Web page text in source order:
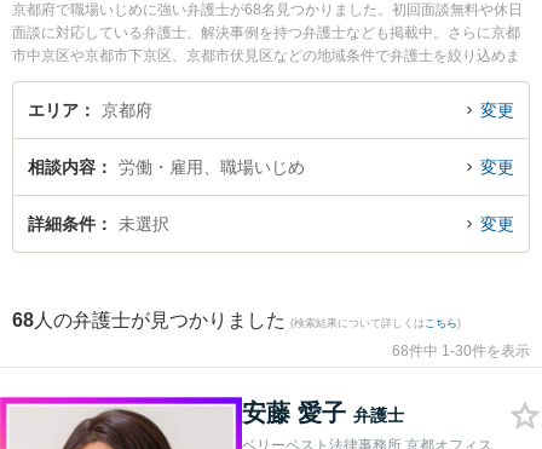
京都府で職場いじめに強い弁護士が68名見つかりました。初回面談無料や休日
面談に対応している弁護士、解決事例を持つ弁護士なども掲載中。さらに京都
市中京区や京都市下京区、京都市伏見区などの地域条件で弁護士を絞り込めま
す。労働・雇用に関係する不当解雇や退職勧奨、内定取消等の細かな分野での
絞り込み検索もでき便利です。特にベリーベスト法律事務所 京都オフィスの安
ル情報や弁護士費用、強みなどが注目されています。『京都府で土日や夜間に
発生した職場いじめのトラブルを今すぐに弁護士に相談したい』『職場いじめ
のトラブル解決の実績豊富な近くの弁護士を検索したい』『初回相談無料で職
エリア 京都府 変更
相談内容 労働・雇用、職場いじめ 変更
詳細条件 未選択 変更
68 人の弁護士が見つかりました (検索結果について詳しくは こちら)
68件中 1-30件を表示
安藤 愛子 弁護士
ベリーベスト法律事務所 京都オフィス